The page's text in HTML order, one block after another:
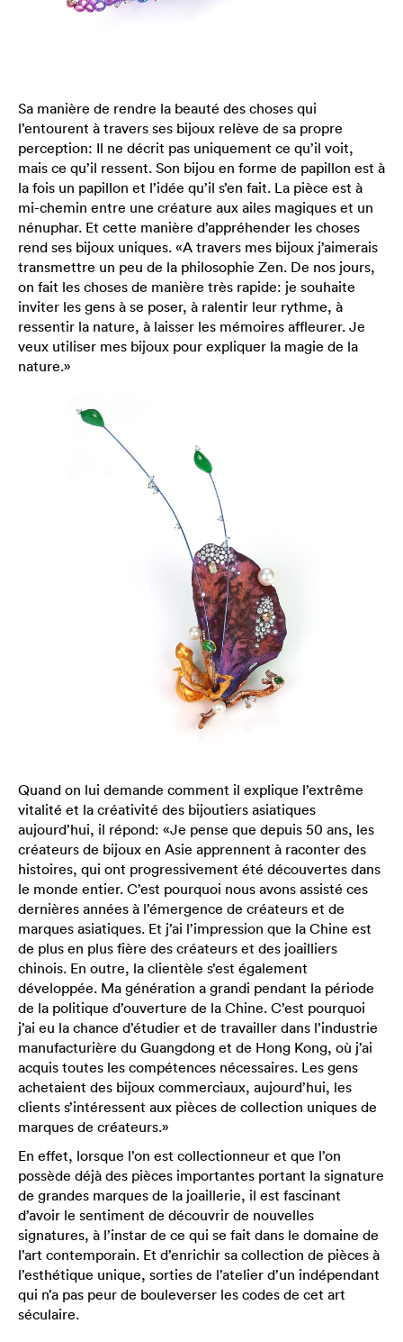
Sa manière de rendre la beauté des choses qui
l’entourent à travers ses bijoux relève de sa propre
perception: Il ne décrit pas uniquement ce qu’il voit,
mais ce qu’il ressent. Son bijou en forme de papillon est à
la fois un papillon et l’idée qu’il s’en fait. La pièce est à
mi-chemin entre une créature aux ailes magiques et un
nénuphar. Et cette manière d’appréhender les choses
rend ses bijoux uniques. «A travers mes bijoux j’aimerais
transmettre un peu de la philosophie Zen. De nos jours,
on fait les choses de manière très rapide: je souhaite
inviter les gens à se poser, à ralentir leur rythme, à
ressentir la nature, à laisser les mémoires affleurer. Je
veux utiliser mes bijoux pour expliquer la magie de la
nature.»
Quand on lui demande comment il explique l’extrême
vitalité et la créativité des bijoutiers asiatiques
aujourd’hui, il répond: «Je pense que depuis 50 ans, les
créateurs de bijoux en Asie apprennent à raconter des
histoires, qui ont progressivement été découvertes dans
le monde entier. C’est pourquoi nous avons assisté ces
dernières années à l’émergence de créateurs et de
marques asiatiques. Et j’ai l’impression que la Chine est
de plus en plus fière des créateurs et des joailliers
chinois. En outre, la clientèle s’est également
développée. Ma génération a grandi pendant la période
de la politique d’ouverture de la Chine. C’est pourquoi
j’ai eu la chance d’étudier et de travailler dans l’industrie
manufacturière du Guangdong et de Hong Kong, où j’ai
acquis toutes les compétences nécessaires. Les gens
achetaient des bijoux commerciaux, aujourd’hui, les
clients s’intéressent aux pièces de collection uniques de
marques de créateurs.»
En effet, lorsque l’on est collectionneur et que l’on
possède déjà des pièces importantes portant la signature
de grandes marques de la joaillerie, il est fascinant
d’avoir le sentiment de découvrir de nouvelles
signatures, à l’instar de ce qui se fait dans le domaine de
l’art contemporain. Et d’enrichir sa collection de pièces à
l’esthétique unique, sorties de l’atelier d’un indépendant
qui n’a pas peur de bouleverser les codes de cet art
séculaire.